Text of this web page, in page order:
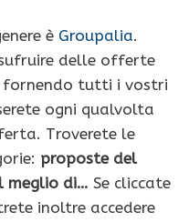
è Groupalia.
delle offerte
fornendo tutti i vostri
ogni qualvolta
Troverete le
proposte del
meglio di… Se cliccate
inoltre accedere